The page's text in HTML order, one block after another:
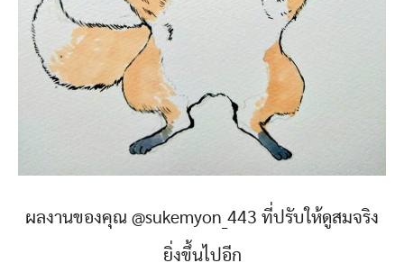
ผลงานของคุณ @sukemyon_443 ที่ปรับให้ดูสมจริง
ยิ่งขึ้นไปอีก